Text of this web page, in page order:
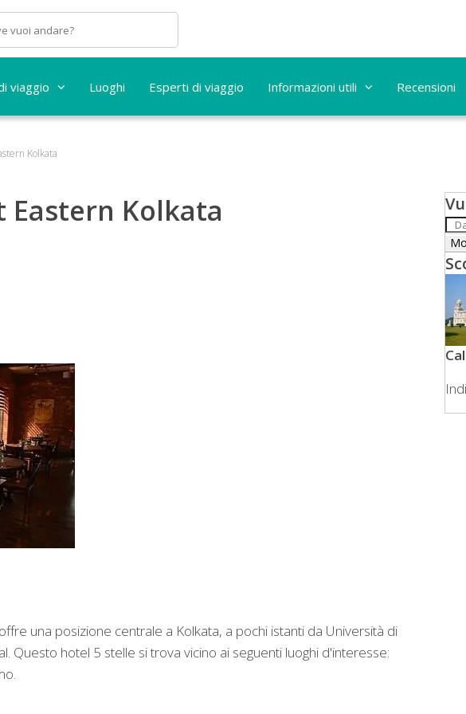
viaggio Luoghi Esperti di viaggio Informazioni utili Recensioni
Kolkata
Eastern Kolkata
una posizione centrale a Kolkata, a pochi istanti da Università di
Questo hotel 5 stelle si trova vicino ai seguenti luoghi d'interesse: